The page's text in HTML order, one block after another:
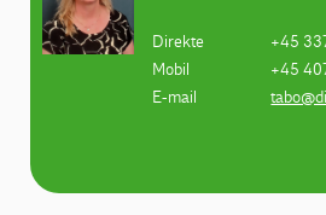
Direkte
+45
Mobil
+45
E-mail